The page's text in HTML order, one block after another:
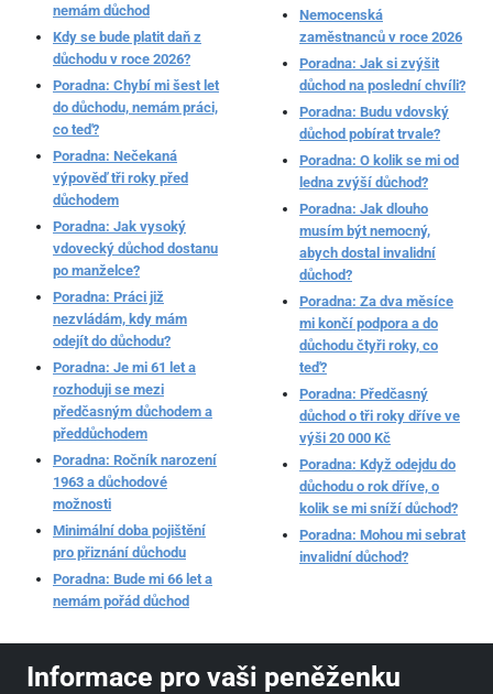
nemám důchod
Kdy se bude platit daň z
důchodu v roce 2026?
Poradna: Chybí mi šest let
do důchodu, nemám práci,
co teď?
Poradna: Nečekaná
výpověď tři roky před
důchodem
Poradna: Jak vysoký
vdovecký důchod dostanu
po manželce?
Poradna: Práci již
nezvládám, kdy mám
odejít do důchodu?
Poradna: Je mi 61 let a
rozhoduji se mezi
předčasným důchodem a
předdůchodem
Poradna: Ročník narození
1963 a důchodové
možnosti
Minimální doba pojištění
pro přiznání důchodu
Poradna: Bude mi 66 let a
nemám pořád důchod
Nemocenská
zaměstnanců v roce 2026
Poradna: Jak si zvýšit
důchod na poslední chvíli?
Poradna: Budu vdovský
důchod pobírat trvale?
Poradna: O kolik se mi od
ledna zvýší důchod?
Poradna: Jak dlouho
musím být nemocný,
abych dostal invalidní
důchod?
Poradna: Za dva měsíce
mi končí podpora a do
důchodu čtyři roky, co
teď?
Poradna: Předčasný
důchod o tři roky dříve ve
výši 20 000 Kč
Poradna: Když odejdu do
důchodu o rok dříve, o
kolik se mi sníží důchod?
Poradna: Mohou mi sebrat
invalidní důchod?
Informace pro vaši peněženku